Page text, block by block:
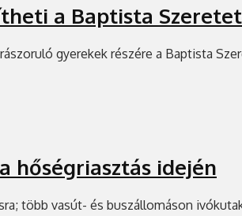
a Baptista
gyerekek részére a Baptista
hőségriasztás idején
több vasút- és buszállomáson